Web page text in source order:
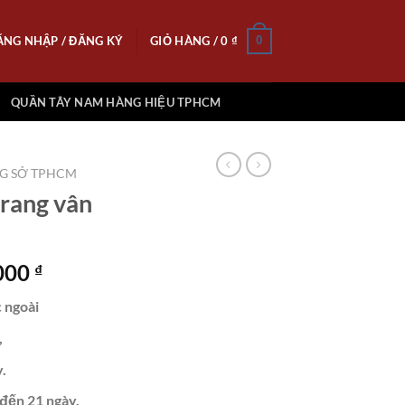
NHẬP / ĐĂNG KÝ GIỎ HÀNG /0 ₫ 0
QUẦN TÂY NAM HÀNG HIỆU TPHCM
SỞ TPHCM
vân
₫.
₫Giá
21 ngày.